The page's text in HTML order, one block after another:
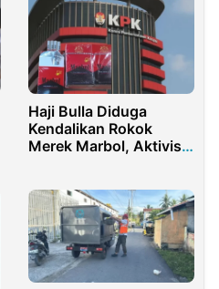
Haji Bulla Diduga
Kendalikan Rokok
Merek Marbol, Aktivis